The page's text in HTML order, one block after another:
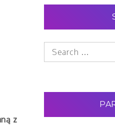
z
Search
for: